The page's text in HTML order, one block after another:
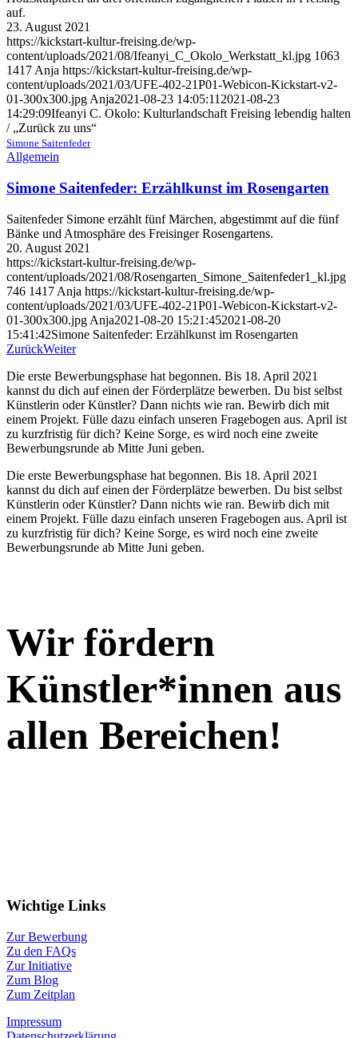
auf.
23. August 2021
https://kickstart-kultur-freising.de/wp-
content/uploads/2021/08/Ifeanyi_C_Okolo_Werkstatt_kl.jpg 1063
1417Anja https://kickstart-kultur-freising.de/wp-
content/uploads/2021/03/UFE-402-21P01-Webicon-Kickstart-v2-
01-300x300.jpgAnja2021-08-23 14:05:112021-08-23
14:29:09Ifeanyi C. Okolo: Kulturlandschaft Freising lebendig halten
/ „Zurück zu uns“
Simone Saitenfeder
Allgemein
Simone Saitenfeder: Erzählkunst im Rosengarten
Saitenfeder Simone erzählt fünf Märchen, abgestimmt auf die fünf
Bänke und Atmosphäre des Freisinger Rosengartens.
20. August 2021
https://kickstart-kultur-freising.de/wp-
content/uploads/2021/08/Rosengarten_Simone_Saitenfeder1_kl.jpg
746 1417 Anja https://kickstart-kultur-freising.de/wp-
content/uploads/2021/03/UFE-402-21P01-Webicon-Kickstart-v2-
01-300x300.jpg Anja2021-08-20 15:21:452021-08-20
15:41:42Simone Saitenfeder: Erzählkunst im Rosengarten
ZurückWeiter
Die erste Bewerbungsphase hat begonnen. Bis 18. April 2021
kannst du dich auf einen der Förderplätze bewerben. Du bist selbst
Künstlerin oder Künstler? Dann nichts wie ran. Bewirb dich mit
einem Projekt. Fülle dazu einfach unseren Fragebogen aus. April ist
zu kurzfristig für dich? Keine Sorge, es wird noch eine zweite
Bewerbungsrunde ab Mitte Juni geben.
Die erste Bewerbungsphase hat begonnen. Bis 18. April 2021
kannst du dich auf einen der Förderplätze bewerben. Du bist selbst
Künstlerin oder Künstler? Dann nichts wie ran. Bewirb dich mit
einem Projekt. Fülle dazu einfach unseren Fragebogen aus. April ist
zu kurzfristig für dich? Keine Sorge, es wird noch eine zweite
Bewerbungsrunde ab Mitte Juni geben.
Wir fördern
Künstler*innen aus
allen Bereichen!
Wichtige Links
Zur Bewerbung
Zu den FAQs
Zur Initiative
Zum Blog
Zum Zeitplan
Impressum